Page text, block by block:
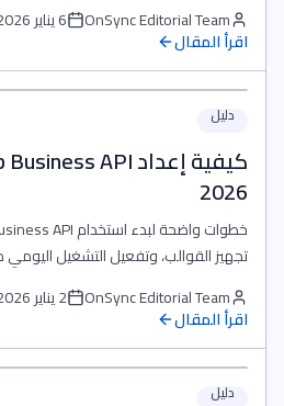
OnSync Editorial Team 6 يناير 2026
اقرأ المقال
دليل
2026
تجهيز القوالب، وتفعيل التشغيل
OnSync Editorial Team
2 يناير 2026
اقرأ المقال
دليل